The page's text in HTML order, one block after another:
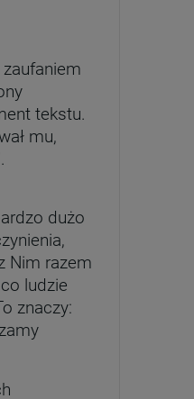
+
tekstu.
mu,
dużo
Nim razem
ludzie
znaczy: